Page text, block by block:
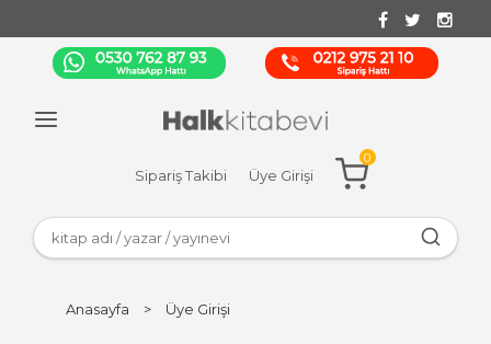
Sipariş Takibi Üye Girişi
0
Anasayfa > Üye Girişi